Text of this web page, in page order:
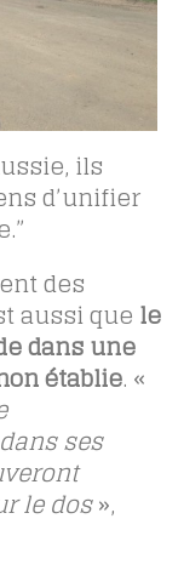
ils
d’unifier
des
aussi que le
dans une
établie. «
ses
le dos»,